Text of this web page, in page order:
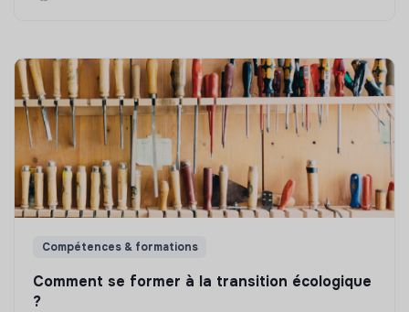
Compétences & formations
Comment se former à la transition écologique
?